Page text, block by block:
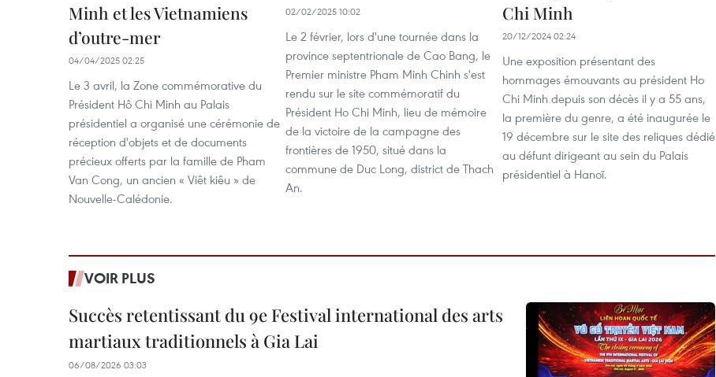
Minh et les Vietnamiens
d’outre-mer
04/04/2025 02:25
Le 3 avril, la Zone commémorative du
Président Hô Chi Minh au Palais
présidentiel a organisé une cérémonie de
réception d'objets et de documents
précieux offerts par la famille de Pham
Van Cong, un ancien « Viêt kiêu » de
Nouvelle-Calédonie.
02/02/2025 10:02
Le 2 février, lors d'une tournée dans la
province septentrionale de Cao Bang, le
Premier ministre Pham Minh Chinh s'est
rendu sur le site commémoratif du
Président Ho Chi Minh, lieu de mémoire
de la victoire de la campagne des
frontières de 1950, situé dans la
commune de Duc Long, district de Thach
An.
Chi Minh
20/12/2024 02:24
Une exposition présentant des
hommages émouvants au président Ho
Chi Minh depuis son décès il y a 55 ans,
la première du genre, a été inaugurée le
19 décembre sur le site des reliques dédié
au défunt dirigeant au sein du Palais
présidentiel à Hanoï.
VOIR PLUS
Succès retentissant du 9e Festival international des arts
martiaux traditionnels à Gia Lai
06/08/2026 03:03